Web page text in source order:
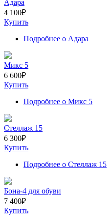
Адара
4 100₽
Купить
Подробнее о Адара
Микс 5
6 600₽
Купить
Подробнее о Микс 5
Стеллаж 15
6 300₽
Купить
Подробнее о Стеллаж 15
Бона-4 для обуви
7 400₽
Купить